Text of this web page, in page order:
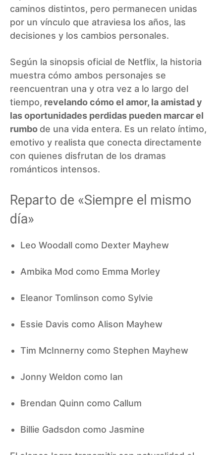
caminos distintos, pero permanecen unidas
por un vínculo que atraviesa los años, las
decisiones y los cambios personales.
Según la sinopsis oficial de Netflix, la historia
muestra cómo ambos personajes se
reencuentran una y otra vez a lo largo del
tiempo, revelando cómo el amor, la amistad y
las oportunidades perdidas pueden marcar el
rumbo de una vida entera. Es un relato íntimo,
emotivo y realista que conecta directamente
con quienes disfrutan de los dramas
románticos intensos.
Reparto de «Siempre el mismo
día»
Leo Woodall como Dexter Mayhew
Ambika Mod como Emma Morley
Eleanor Tomlinson como Sylvie
Essie Davis como Alison Mayhew
Tim McInnerny como Stephen Mayhew
Jonny Weldon como Ian
Brendan Quinn como Callum
Billie Gadsdon como Jasmine